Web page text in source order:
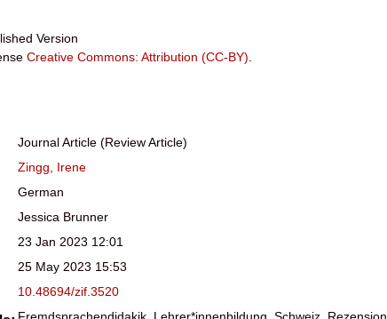
Version
Creative Commons: Attribution (CC-BY).
Journal Article (Review Article)
Zingg, Irene
German
Jessica Brunner
23 Jan 2023 12:01
25 May 2023 15:53
10.48694/zif.3520